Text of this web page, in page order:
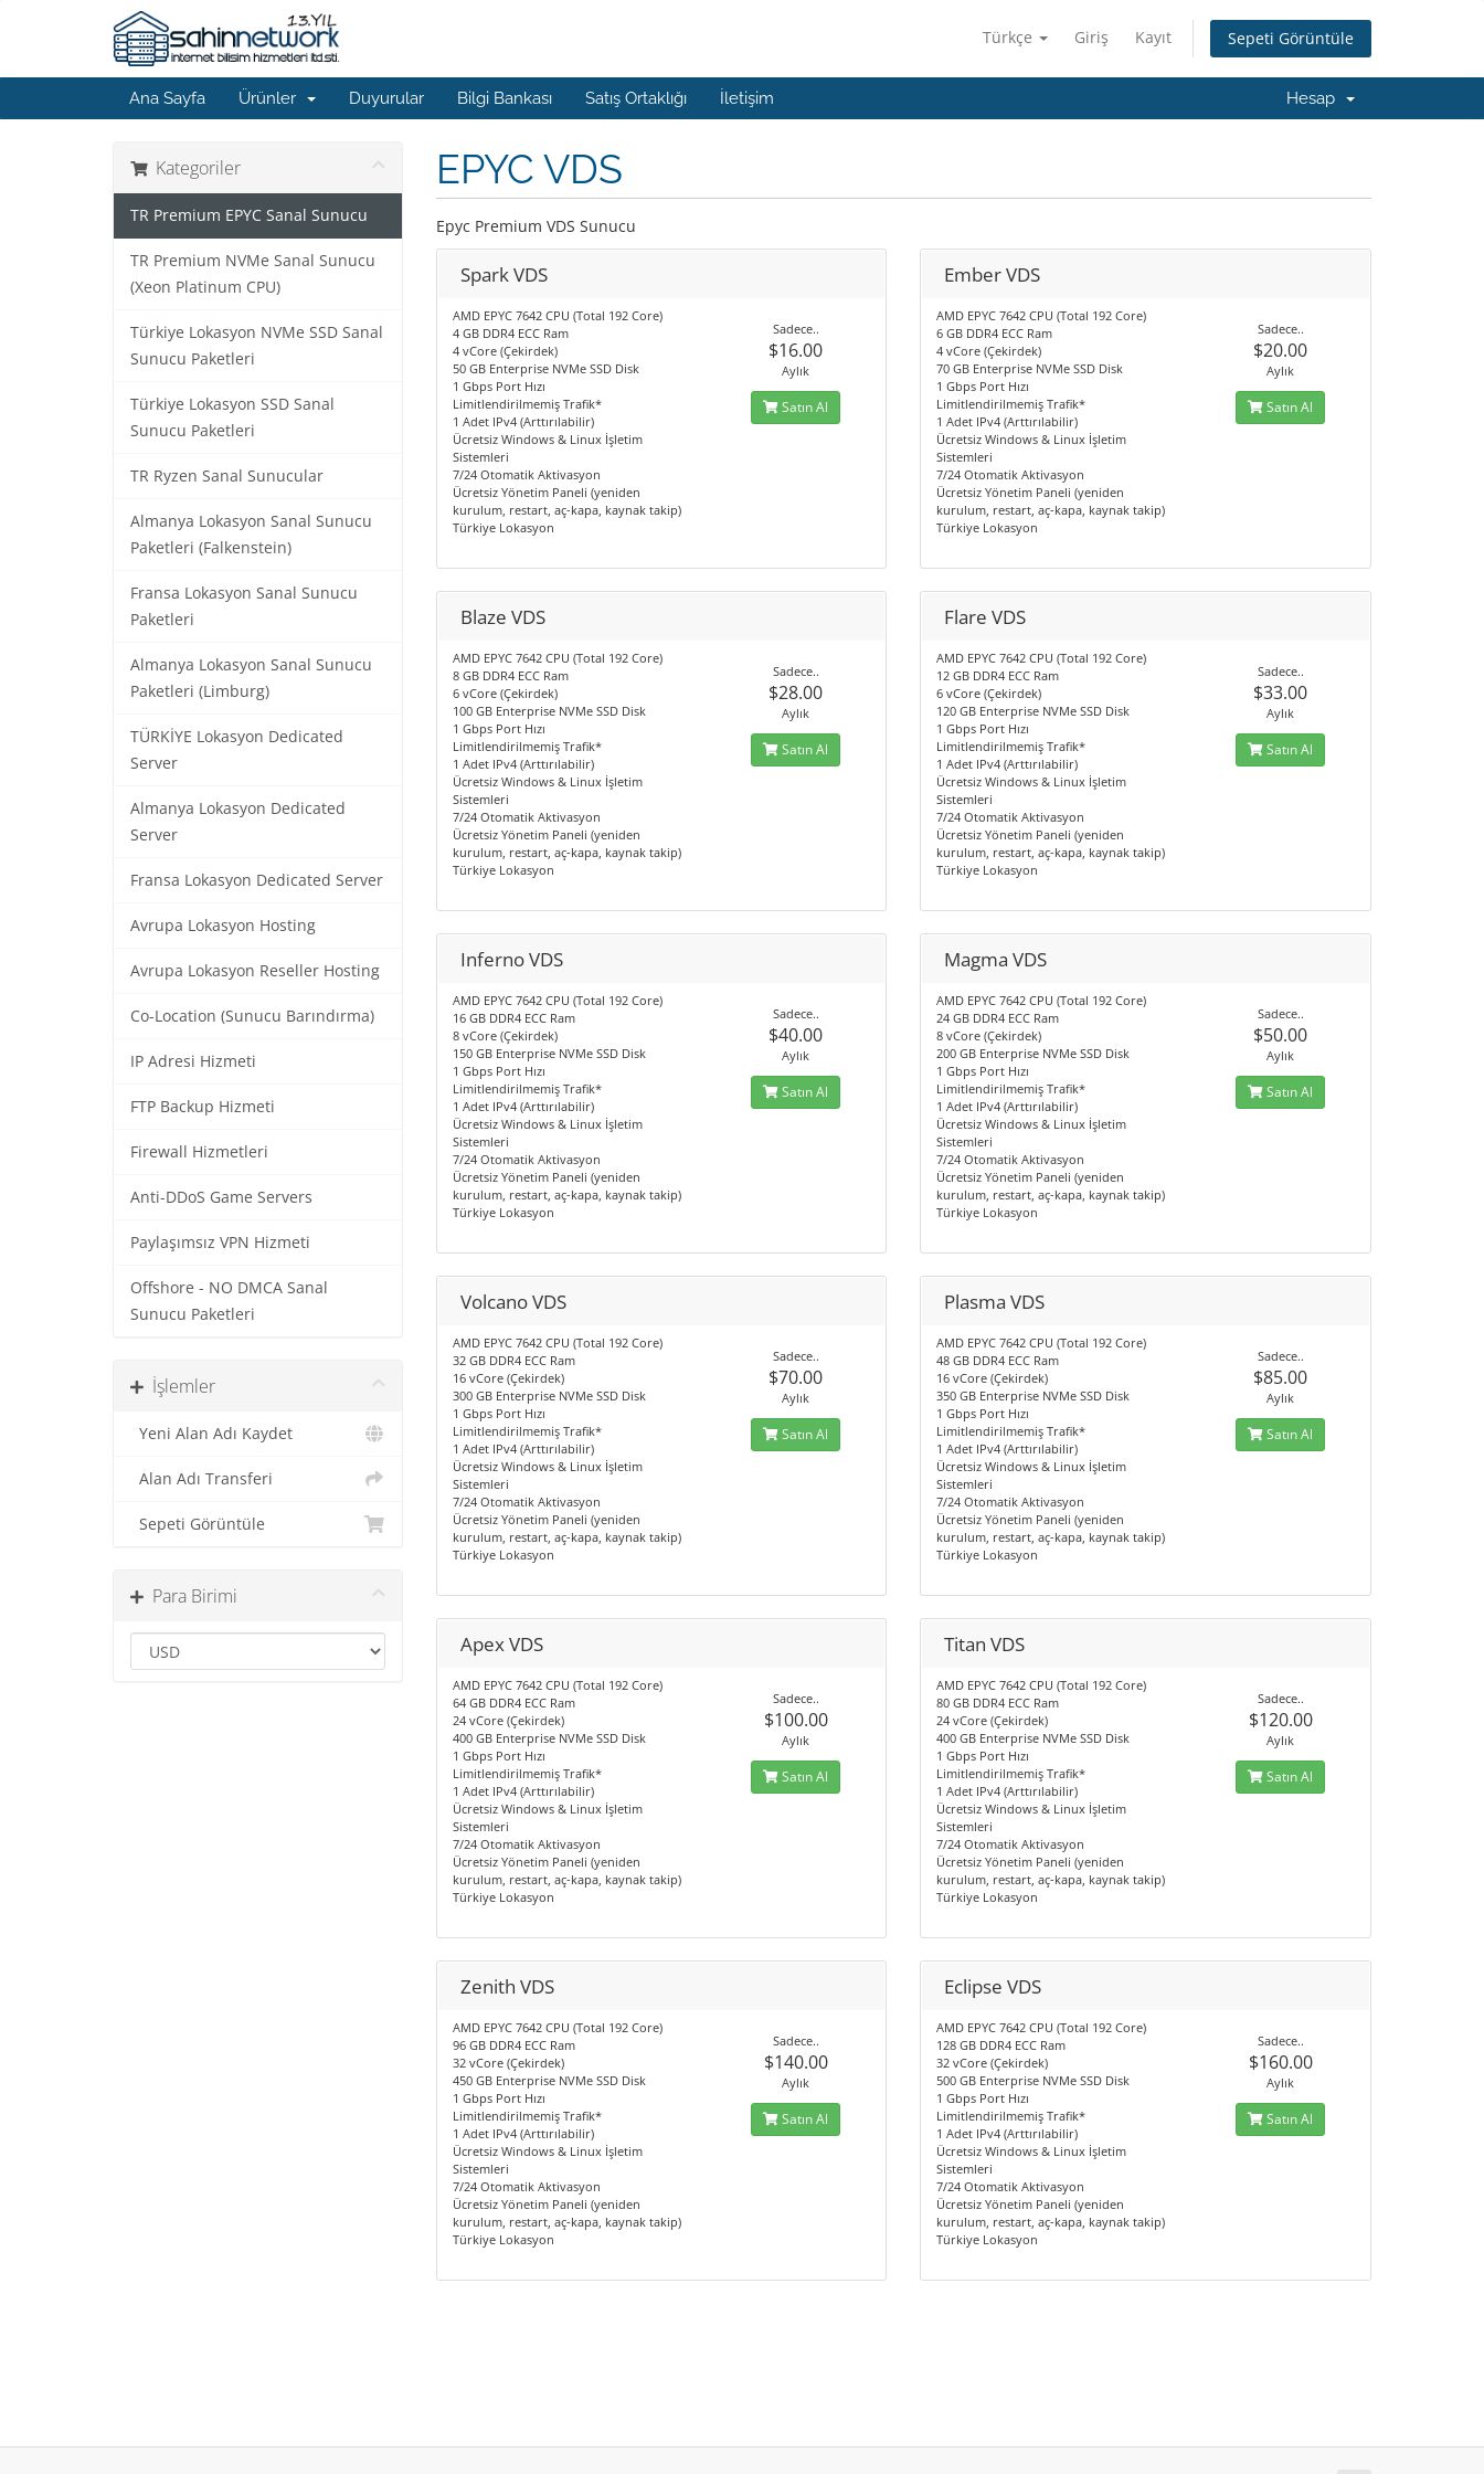
Türkçe Giriş Kayıt Sepeti Görüntüle
Ana Sayfa Ürünler Duyurular Bilgi Bankası Satış Ortaklığı İletişim Hesap
Kategoriler
TR Premium EPYC Sanal Sunucu
TR Premium NVMe Sanal Sunucu
(Xeon Platinum CPU)
Türkiye Lokasyon NVMe SSD Sanal
Sunucu Paketleri
Türkiye Lokasyon SSD Sanal
Sunucu Paketleri
TR Ryzen Sanal Sunucular
Almanya Lokasyon Sanal Sunucu
Paketleri (Falkenstein)
Fransa Lokasyon Sanal Sunucu
Paketleri
Almanya Lokasyon Sanal Sunucu
Paketleri (Limburg)
TÜRKİYE Lokasyon Dedicated
Server
Almanya Lokasyon Dedicated
Server
Fransa Lokasyon Dedicated Server
Avrupa Lokasyon Hosting
Avrupa Lokasyon Reseller Hosting
Co-Location (Sunucu Barındırma)
IP Adresi Hizmeti
FTP Backup Hizmeti
Firewall Hizmetleri
Anti-DDoS Game Servers
Paylaşımsız VPN Hizmeti
Offshore - NO DMCA Sanal
Sunucu Paketleri
İşlemler
Yeni Alan Adı Kaydet
Alan Adı Transferi
Sepeti Görüntüle
Para Birimi
EPYC VDS
Epyc Premium VDS Sunucu
Spark VDS
AMD EPYC 7642 CPU (Total 192 Core)
4 GB DDR4 ECC Ram
4 vCore (Çekirdek)
50 GB Enterprise NVMe SSD Disk
1 Gbps Port Hızı
Limitlendirilmemiş Trafik*
1 Adet IPv4 (Arttırılabilir)
Ücretsiz Windows & Linux İşletim
Sistemleri
7/24 Otomatik Aktivasyon
Ücretsiz Yönetim Paneli (yeniden
kurulum, restart, aç-kapa, kaynak takip)
Türkiye Lokasyon
Sadece..
$16.00
Aylık
Satın Al
Ember VDS
AMD EPYC 7642 CPU (Total 192 Core)
6 GB DDR4 ECC Ram
4 vCore (Çekirdek)
70 GB Enterprise NVMe SSD Disk
1 Gbps Port Hızı
Limitlendirilmemiş Trafik*
1 Adet IPv4 (Arttırılabilir)
Ücretsiz Windows & Linux İşletim
Sistemleri
7/24 Otomatik Aktivasyon
Ücretsiz Yönetim Paneli (yeniden
kurulum, restart, aç-kapa, kaynak takip)
Türkiye Lokasyon
Sadece..
$20.00
Aylık
Satın Al
Blaze VDS
AMD EPYC 7642 CPU (Total 192 Core)
8 GB DDR4 ECC Ram
6 vCore (Çekirdek)
100 GB Enterprise NVMe SSD Disk
1 Gbps Port Hızı
Limitlendirilmemiş Trafik*
1 Adet IPv4 (Arttırılabilir)
Ücretsiz Windows & Linux İşletim
Sistemleri
7/24 Otomatik Aktivasyon
Ücretsiz Yönetim Paneli (yeniden
kurulum, restart, aç-kapa, kaynak takip)
Türkiye Lokasyon
Sadece..
$28.00
Aylık
Satın Al
Flare VDS
AMD EPYC 7642 CPU (Total 192 Core)
12 GB DDR4 ECC Ram
6 vCore (Çekirdek)
120 GB Enterprise NVMe SSD Disk
1 Gbps Port Hızı
Limitlendirilmemiş Trafik*
1 Adet IPv4 (Arttırılabilir)
Ücretsiz Windows & Linux İşletim
Sistemleri
7/24 Otomatik Aktivasyon
Ücretsiz Yönetim Paneli (yeniden
kurulum, restart, aç-kapa, kaynak takip)
Türkiye Lokasyon
Sadece..
$33.00
Aylık
Satın Al
Inferno VDS
AMD EPYC 7642 CPU (Total 192 Core)
16 GB DDR4 ECC Ram
8 vCore (Çekirdek)
150 GB Enterprise NVMe SSD Disk
1 Gbps Port Hızı
Limitlendirilmemiş Trafik*
1 Adet IPv4 (Arttırılabilir)
Ücretsiz Windows & Linux İşletim
Sistemleri
7/24 Otomatik Aktivasyon
Ücretsiz Yönetim Paneli (yeniden
kurulum, restart, aç-kapa, kaynak takip)
Türkiye Lokasyon
Sadece..
$40.00
Aylık
Satın Al
Magma VDS
AMD EPYC 7642 CPU (Total 192 Core)
24 GB DDR4 ECC Ram
8 vCore (Çekirdek)
200 GB Enterprise NVMe SSD Disk
1 Gbps Port Hızı
Limitlendirilmemiş Trafik*
1 Adet IPv4 (Arttırılabilir)
Ücretsiz Windows & Linux İşletim
Sistemleri
7/24 Otomatik Aktivasyon
Ücretsiz Yönetim Paneli (yeniden
kurulum, restart, aç-kapa, kaynak takip)
Türkiye Lokasyon
Sadece..
$50.00
Aylık
Satın Al
Volcano VDS
AMD EPYC 7642 CPU (Total 192 Core)
32 GB DDR4 ECC Ram
16 vCore (Çekirdek)
300 GB Enterprise NVMe SSD Disk
1 Gbps Port Hızı
Limitlendirilmemiş Trafik*
1 Adet IPv4 (Arttırılabilir)
Ücretsiz Windows & Linux İşletim
Sistemleri
7/24 Otomatik Aktivasyon
Ücretsiz Yönetim Paneli (yeniden
kurulum, restart, aç-kapa, kaynak takip)
Türkiye Lokasyon
Sadece..
$70.00
Aylık
Satın Al
Plasma VDS
AMD EPYC 7642 CPU (Total 192 Core)
48 GB DDR4 ECC Ram
16 vCore (Çekirdek)
350 GB Enterprise NVMe SSD Disk
1 Gbps Port Hızı
Limitlendirilmemiş Trafik*
1 Adet IPv4 (Arttırılabilir)
Ücretsiz Windows & Linux İşletim
Sistemleri
7/24 Otomatik Aktivasyon
Ücretsiz Yönetim Paneli (yeniden
kurulum, restart, aç-kapa, kaynak takip)
Türkiye Lokasyon
Sadece..
$85.00
Aylık
Satın Al
Apex VDS
AMD EPYC 7642 CPU (Total 192 Core)
64 GB DDR4 ECC Ram
24 vCore (Çekirdek)
400 GB Enterprise NVMe SSD Disk
1 Gbps Port Hızı
Limitlendirilmemiş Trafik*
1 Adet IPv4 (Arttırılabilir)
Ücretsiz Windows & Linux İşletim
Sistemleri
7/24 Otomatik Aktivasyon
Ücretsiz Yönetim Paneli (yeniden
kurulum, restart, aç-kapa, kaynak takip)
Türkiye Lokasyon
Sadece..
$100.00
Aylık
Satın Al
Titan VDS
AMD EPYC 7642 CPU (Total 192 Core)
80 GB DDR4 ECC Ram
24 vCore (Çekirdek)
400 GB Enterprise NVMe SSD Disk
1 Gbps Port Hızı
Limitlendirilmemiş Trafik*
1 Adet IPv4 (Arttırılabilir)
Ücretsiz Windows & Linux İşletim
Sistemleri
7/24 Otomatik Aktivasyon
Ücretsiz Yönetim Paneli (yeniden
kurulum, restart, aç-kapa, kaynak takip)
Türkiye Lokasyon
Sadece..
$120.00
Aylık
Satın Al
Zenith VDS
AMD EPYC 7642 CPU (Total 192 Core)
96 GB DDR4 ECC Ram
32 vCore (Çekirdek)
450 GB Enterprise NVMe SSD Disk
1 Gbps Port Hızı
Limitlendirilmemiş Trafik*
1 Adet IPv4 (Arttırılabilir)
Ücretsiz Windows & Linux İşletim
Sistemleri
7/24 Otomatik Aktivasyon
Ücretsiz Yönetim Paneli (yeniden
kurulum, restart, aç-kapa, kaynak takip)
Türkiye Lokasyon
Sadece..
$140.00
Aylık
Satın Al
Eclipse VDS
AMD EPYC 7642 CPU (Total 192 Core)
128 GB DDR4 ECC Ram
32 vCore (Çekirdek)
500 GB Enterprise NVMe SSD Disk
1 Gbps Port Hızı
Limitlendirilmemiş Trafik*
1 Adet IPv4 (Arttırılabilir)
Ücretsiz Windows & Linux İşletim
Sistemleri
7/24 Otomatik Aktivasyon
Ücretsiz Yönetim Paneli (yeniden
kurulum, restart, aç-kapa, kaynak takip)
Türkiye Lokasyon
Sadece..
$160.00
Aylık
Satın Al